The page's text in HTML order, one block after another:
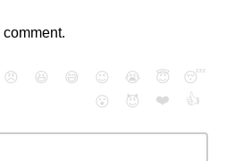
😠 😆 😅 😉 😭 😇
😴
😮
😈 ❤️ 👍